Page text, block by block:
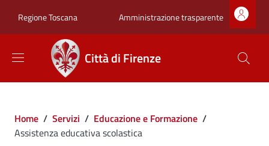
Regione Toscana Zona superiore
Amministrazione trasparente
Città di Firenze
Briciole di pane
Home / Servizi / Educazione e Formazione /
Assistenza educativa scolastica